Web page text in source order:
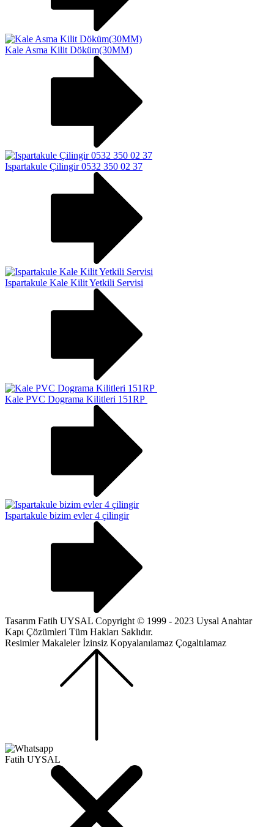
Kale Asma Kilit Döküm(30MM)
Ispartakule Çilingir 0532 350 02 37
Ispartakule Kale Kilit Yetkili Servisi
Kale PVC Dograma Kilitleri 151RP
Ispartakule bizim evler 4 çilingir
Tasarım Fatih UYSAL Copyright © 1999 - 2023 Uysal Anahtar
Kapı Çözümleri Tüm Hakları Saklıdır.
Resimler Makaleler İzinsiz Kopyalanılamaz Çogaltılamaz
Fatih UYSAL